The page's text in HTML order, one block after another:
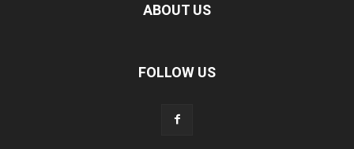
ABOUT US
FOLLOW US